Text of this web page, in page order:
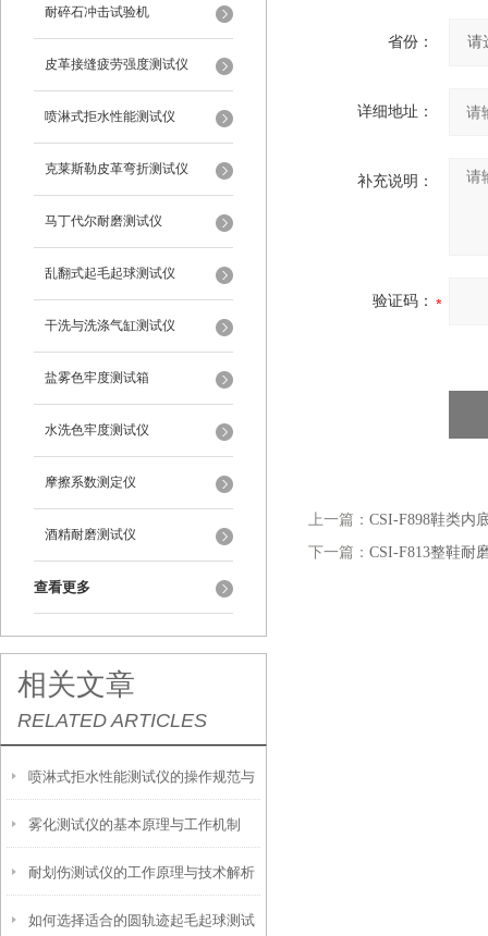
耐碎石冲击试验机
皮革接缝疲劳强度测试仪
喷淋式拒水性能测试仪
克莱斯勒皮革弯折测试仪
马丁代尔耐磨测试仪
乱翻式起毛起球测试仪
干洗与洗涤气缸测试仪
盐雾色牢度测试箱
水洗色牢度测试仪
摩擦系数测定仪
酒精耐磨测试仪
查看更多
相关文章
RELATED ARTICLES
喷淋式拒水性能测试仪的操作规范与
应用指南
雾化测试仪的基本原理与工作机制
耐划伤测试仪的工作原理与技术解析
如何选择适合的圆轨迹起毛起球测试
省份：
详细地址：
补充说明：
验证码：
上一篇： CSI-F898鞋类内
下一篇： CSI-F813整鞋耐